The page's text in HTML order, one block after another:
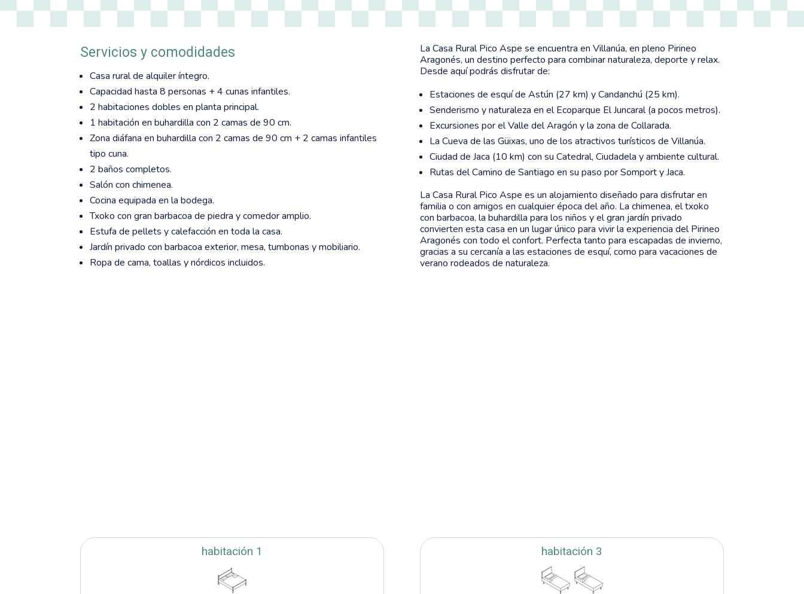
Servicios y comodidades
Casa rural de alquiler íntegro.
Capacidad hasta 8 personas + 4 cunas infantiles.
2 habitaciones dobles en planta principal.
1 habitación en buhardilla con 2 camas de 90 cm.
Zona diáfana en buhardilla con 2 camas de 90 cm + 2 camas infantiles
tipo cuna.
2 baños completos.
Salón con chimenea.
Cocina equipada en la bodega.
Txoko con gran barbacoa de piedra y comedor amplio.
Estufa de pellets y calefacción en toda la casa.
Jardín privado con barbacoa exterior, mesa, tumbonas y mobiliario.
Ropa de cama, toallas y nórdicos incluidos.
La Casa Rural Pico Aspe se encuentra en Villanúa, en pleno Pirineo
Aragonés, un destino perfecto para combinar naturaleza, deporte y relax.
Desde aquí podrás disfrutar de:
Estaciones de esquí de Astún (27 km) y Candanchú (25 km).
Senderismo y naturaleza en el Ecoparque El Juncaral (a pocos metros).
Excursiones por el Valle del Aragón y la zona de Collarada.
La Cueva de las Güixas, uno de los atractivos turísticos de Villanúa.
Ciudad de Jaca (10 km) con su Catedral, Ciudadela y ambiente cultural.
Rutas del Camino de Santiago en su paso por Somport y Jaca.
La Casa Rural Pico Aspe es un alojamiento diseñado para disfrutar en
familia o con amigos en cualquier época del año. La chimenea, el txoko
con barbacoa, la buhardilla para los niños y el gran jardín privado
convierten esta casa en un lugar único para vivir la experiencia del Pirineo
Aragonés con todo el confort. Perfecta tanto para escapadas de invierno,
gracias a su cercanía a las estaciones de esquí, como para vacaciones de
verano rodeados de naturaleza.
habitación 1 habitación 3